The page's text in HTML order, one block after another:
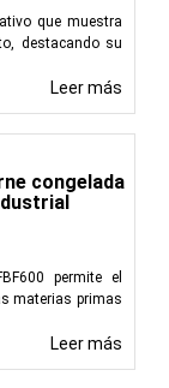
que muestra
destacando su
Leer más
congelada
permite el
materias primas
Leer más